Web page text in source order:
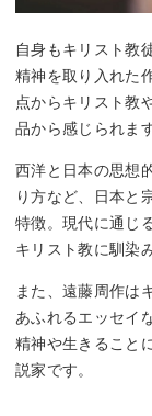
自身もキリスト教
精神を取り入れた
点からキリスト教
品から感じられます
西洋と日本の思想
り方など、日本と
特徴。現代に通じ
キリスト教に馴染
また、遠藤周作は
あふれるエッセイ
精神や生きること
説家です。